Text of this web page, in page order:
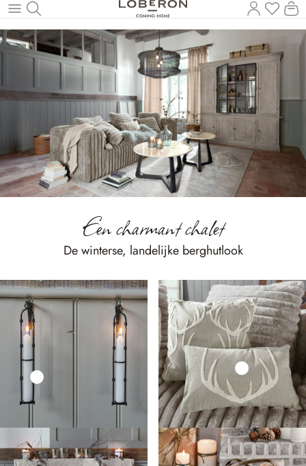
Naar de hoofdinhoud
U
Een charmant chalet
De winterse, landelijke berghutlook